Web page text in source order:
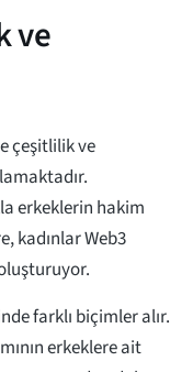
ve
çeşitlilik ve
erkeklerin hakim
kadınlar Web3
oluşturuyor.
farklı biçimler alır.
erkeklere ait